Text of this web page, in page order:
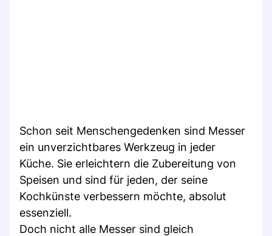
Schon seit Menschengedenken sind Messer
ein unverzichtbares Werkzeug in jeder
Küche. Sie erleichtern die Zubereitung von
Speisen und sind für jeden, der seine
Kochkünste verbessern möchte, absolut
essenziell.
Doch nicht alle Messer sind gleich